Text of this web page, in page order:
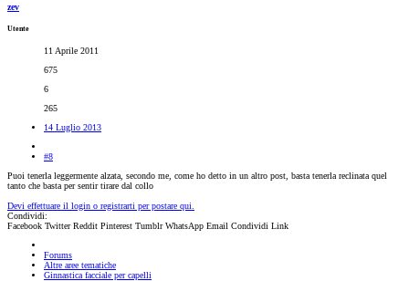
zev
Utente
11 Aprile 2011
675
6
265
14 Luglio 2013
#8
Puoi tenerla leggermente alzata, secondo me, come ho detto in un altro post, basta tenerla reclinata quel
tanto che basta per sentir tirare dal collo
Devi effettuare il login o registrarti per postare qui.
Condividi:
Facebook Twitter Reddit Pinterest Tumblr WhatsApp Email Condividi Link
Forums
Altre aree tematiche
Ginnastica facciale per capelli